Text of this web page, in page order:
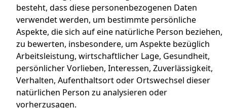
besteht, dass diese personenbezogenen Daten
verwendet werden, um bestimmte persönliche
Aspekte, die sich auf eine natürliche Person beziehen,
zu bewerten, insbesondere, um Aspekte bezüglich
Arbeitsleistung, wirtschaftlicher Lage, Gesundheit,
persönlicher Vorlieben, Interessen, Zuverlässigkeit,
Verhalten, Aufenthaltsort oder Ortswechsel dieser
natürlichen Person zu analysieren oder
vorherzusagen.